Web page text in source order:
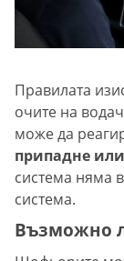
Правилата
очите на
може да
припадне
система няма
система.
Възможно